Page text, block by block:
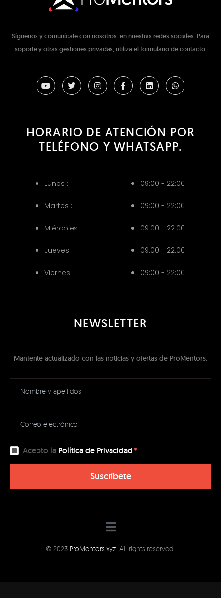
Síguenos y comunícate con nosotros en nuestras redes sociales. Para
soporte y otras gestiones privadas, utiliza el formulario de contacto.
HORARIO DE ATENCIÓN POR
TELÉFONO Y WHATSAPP.
Lunes :
Martes :
Miércoles :
Jueves:
Viernes :
09:00 - 22:00
09:00 - 22:00
09:00 - 22:00
09:00 - 22:00
09:00 - 22:00
NEWSLETTER
Mantente actualizado con las noticias y ofertas de ProMentors.
Acepto la Política de Privacidad
Suscríbete
© 2023 ProMentors.xyz . All rights reserved.